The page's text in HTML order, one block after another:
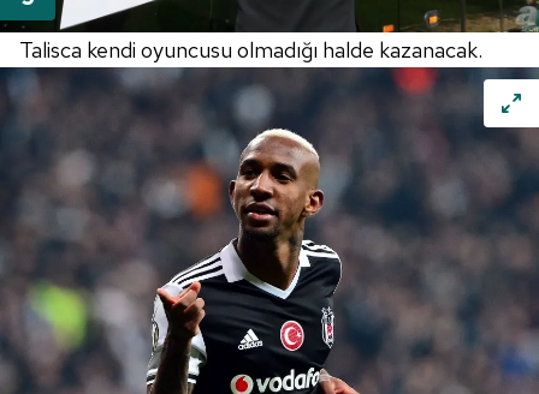
için Ayarlar butonuna tıklayabilir,
Çerez Bilgilendirme
Metnimiziziyaret edebilirsiniz.
6698 sayılı Kişisel Verilerin Korunması Kanunu uyarınca
hazırlanmış Aydınlatma Metnimizi okumak ve sitemizde
ilgili mevzuata uygun olarak kullanılan çerezlerle ilgili bilgi
almak için lütfentıklayınız.
Talisca kendi oyuncusu olmadığı halde kazanacak.